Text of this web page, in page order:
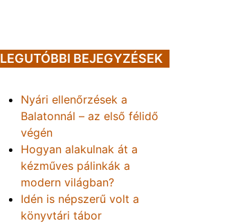
LEGUTÓBBI BEJEGYZÉSEK
Nyári ellenőrzések a
Balatonnál – az első félidő
végén
Hogyan alakulnak át a
kézműves pálinkák a
modern világban?
Idén is népszerű volt a
könyvtári tábor